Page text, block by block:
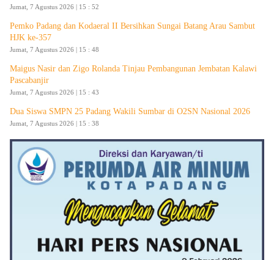
Jumat, 7 Agustus 2026 | 15 : 52
Pemko Padang dan Kodaeral II Bersihkan Sungai Batang Arau Sambut
HJK ke-357
Jumat, 7 Agustus 2026 | 15 : 48
Maigus Nasir dan Zigo Rolanda Tinjau Pembangunan Jembatan Kalawi
Pascabanjir
Jumat, 7 Agustus 2026 | 15 : 43
Dua Siswa SMPN 25 Padang Wakili Sumbar di O2SN Nasional 2026
Jumat, 7 Agustus 2026 | 15 : 38